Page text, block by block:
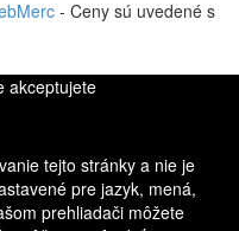
- Ceny sú uvedené s
akceptujete
tejto stránky a nie je
pre jazyk, mená,
prehliadači môžete